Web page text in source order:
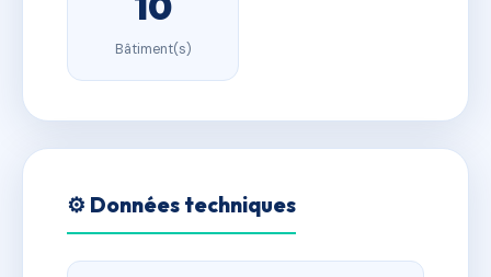
Bâtiment(s)
⚙️ Données techniques